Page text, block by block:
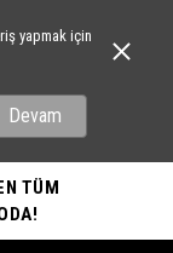
yapmak için
Devam
TÜM